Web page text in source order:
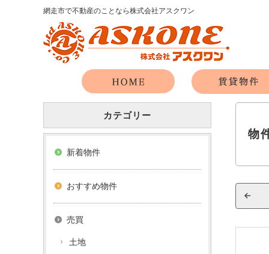
網走市で不動産のことなら株式会社アスクワン
物
カテゴリー
新着物件
おすすめ物件
売買
土地